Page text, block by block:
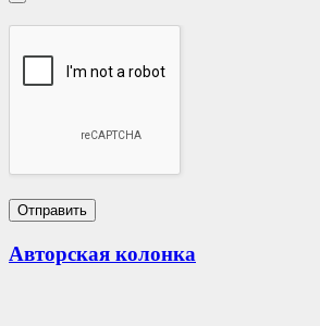
Авторская колонка